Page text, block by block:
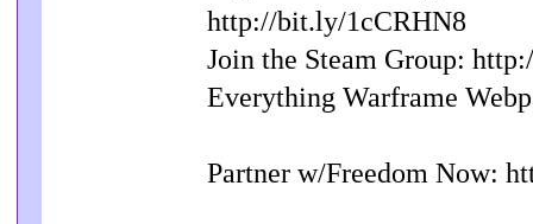
http://bit.ly/1cCRHN8
Join the Steam Group:
Everything Warframe
Partner w/Freedom Now: